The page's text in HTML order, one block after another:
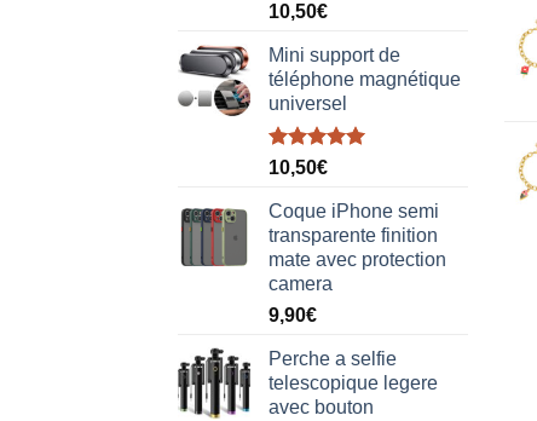
10,50€
Mini support de
téléphone magnétique
universel
Note5.00
10,50€
Coque iPhone semi
transparente finition
mate avec protection
camera
9,90€
Perche a selfie
telescopique legere
avec bouton